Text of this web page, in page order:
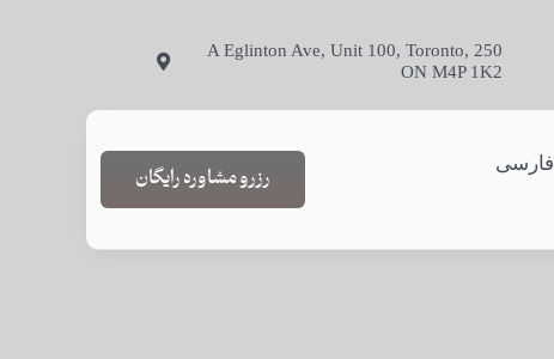
250 A Eglinton Ave, Unit 100, Toronto,
ON M4P 1K2
فارسی
رزرو مشاوره رایگان